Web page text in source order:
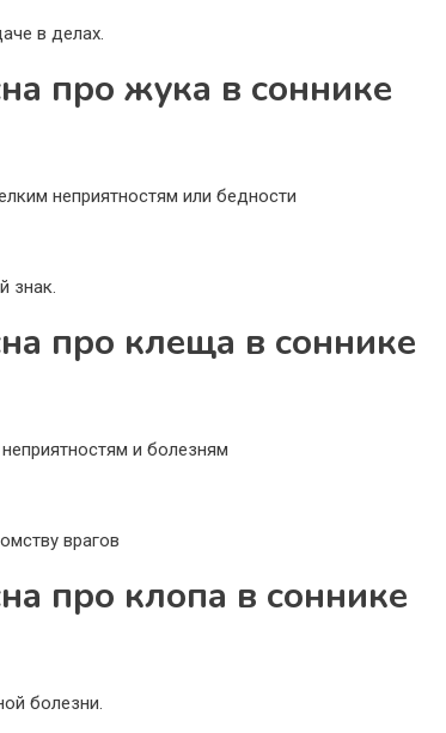
в делах.
про жука в соннике
неприятностям или бедности
знак.
про клеща в соннике
и болезням
врагов
про клопа в соннике
болезни.